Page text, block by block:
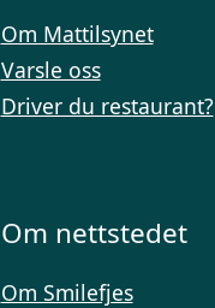
Om Mattilsynet
Varsle oss
Driver du restaurant?
Om nettstedet
Om Smilefjes